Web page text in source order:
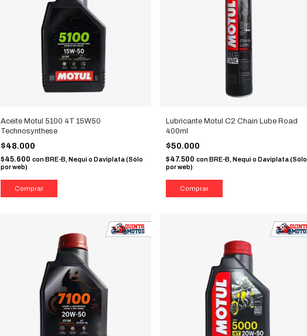
Aceite Motul 5100 4T 15W50
Technosynthese
$48.000
$45.600con BRE-B, Nequi o Daviplata (Sólo
por web)
Lubricante Motul C2 Chain Lube Road
400ml
$50.000
$47.500 con BRE-B, Nequi o Daviplata (Sólo
por web)